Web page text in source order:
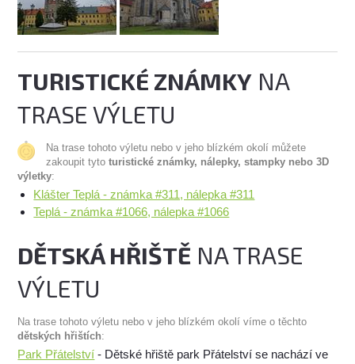
TURISTICKÉ ZNÁMKY NA
TRASE VÝLETU
Na trase tohoto výletu nebo v jeho blízkém okolí můžete
zakoupit tytoturistické známky, nálepky, stampky nebo 3D
výletky:
Klášter Teplá - známka #311, nálepka #311
Teplá - známka #1066, nálepka #1066
DĚTSKÁ HŘIŠTĚ NA TRASE
VÝLETU
Na trase tohoto výletu nebo v jeho blízkém okolí víme o těchto
dětských hřištích:
Park Přátelství - Dětské hřiště park Přátelství se nachází ve